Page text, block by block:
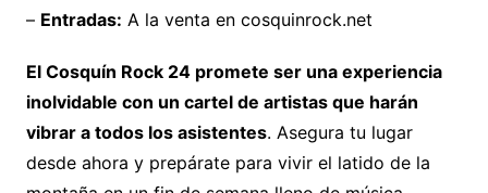
– Entradas: A la venta en cosquinrock.net
El Cosquín Rock 24 promete ser una experiencia
inolvidable con un cartel de artistas que harán
vibrar a todos los asistentes. Asegura tu lugar
desde ahora y prepárate para vivir el latido de la